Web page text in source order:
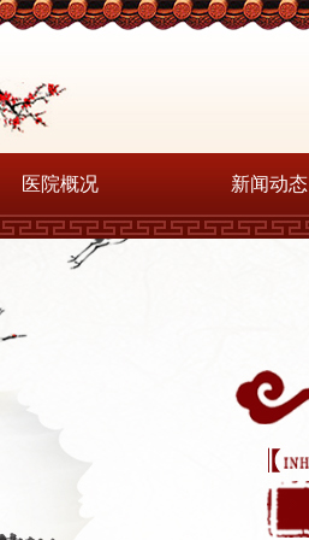
医院概况 新闻动态